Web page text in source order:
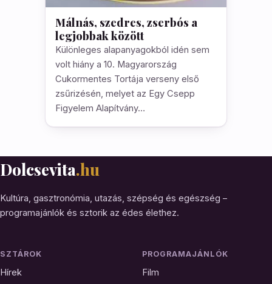
Málnás, szedres, zserbós a
legjobbak között
Különleges alapanyagokból idén sem
volt hiány a 10. Magyarország
Cukormentes Tortája verseny első
zsűrizésén, melyet az Egy Csepp
Figyelem Alapítvány…
Dolcsevita.hu
Kultúra, gasztronómia, utazás, szépség és egészség –
programajánlók és sztorik az édes élethez.
SZTÁROK
Hírek
PROGRAMAJÁNLÓK
Film